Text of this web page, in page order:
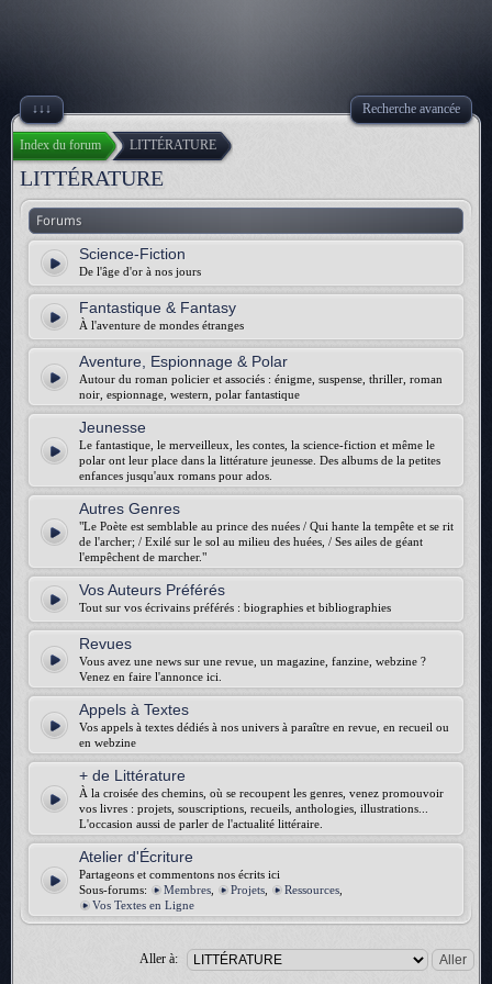
↓↓↓ Recherche avancée
Index du forum LITTÉRATURE
LITTÉRATURE
Forums
Science-Fiction
De l'âge d'or à nos jours
Fantastique & Fantasy
À l'aventure de mondes étranges
Aventure, Espionnage & Polar
Autour du roman policier et associés : énigme, suspense, thriller, roman
noir, espionnage, western, polar fantastique
Jeunesse
Le fantastique, le merveilleux, les contes, la science-fiction et même le
polar ont leur place dans la littérature jeunesse. Des albums de la petites
enfances jusqu'aux romans pour ados.
Autres Genres
"Le Poète est semblable au prince des nuées / Qui hante la tempête et se rit
de l'archer; / Exilé sur le sol au milieu des huées, / Ses ailes de géant
l'empêchent de marcher."
Vos Auteurs Préférés
Tout sur vos écrivains préférés : biographies et bibliographies
Revues
Vous avez une news sur une revue, un magazine, fanzine, webzine ?
Venez en faire l'annonce ici.
Appels à Textes
Vos appels à textes dédiés à nos univers à paraître en revue, en recueil ou
en webzine
+ de Littérature
À la croisée des chemins, où se recoupent les genres, venez promouvoir
vos livres : projets, souscriptions, recueils, anthologies, illustrations...
L'occasion aussi de parler de l'actualité littéraire.
Atelier d'Écriture
Partageons et commentons nos écrits ici
Sous-forums:
Membres Projets Ressources
Vos Textes en Ligne
Aller à: